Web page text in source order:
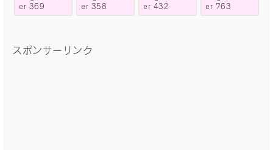
er 369
er 358
er 432
er 763
スポンサーリンク